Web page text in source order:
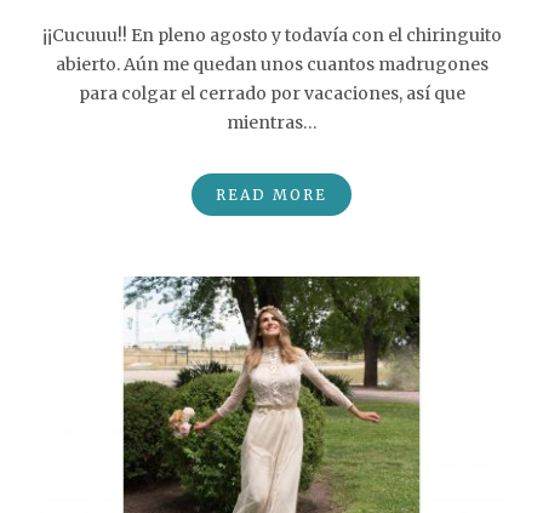
¡¡Cucuuu!! En pleno agosto y todavía con el chiringuito
abierto. Aún me quedan unos cuantos madrugones
para colgar el cerrado por vacaciones, así que
mientras…
READ MORE